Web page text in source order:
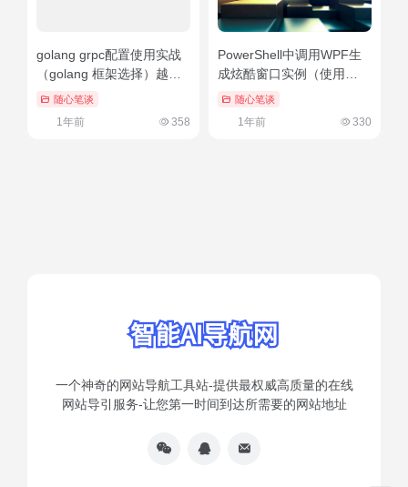
golang grpc配置使用实战
（golang 框架选择）越早
知道越好
随心笔谈
1年前 358
PowerShell中调用WPF生
成炫酷窗口实例（使用
powershell）硬核推荐
随心笔谈
1年前 330
一个神奇的网站导航工具站-提供最权威高质量的在线
网站导引服务-让您第一时间到达所需要的网站地址